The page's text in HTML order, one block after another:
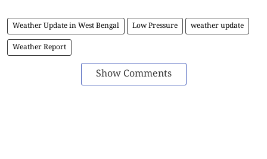
Weather Update in West Bengal Low Pressure
weather update
Weather Report
Show Comments